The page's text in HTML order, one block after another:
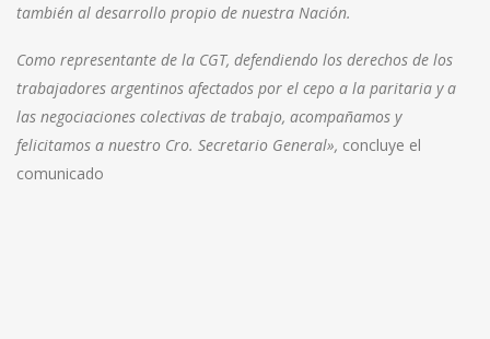
también al desarrollo propio de nuestra Nación.
Como representante de la CGT, defendiendo los derechos de los
trabajadores argentinos afectados por el cepo a la paritaria y a
las negociaciones colectivas de trabajo, acompañamos y
felicitamos a nuestro Cro. Secretario General», concluye el
comunicado